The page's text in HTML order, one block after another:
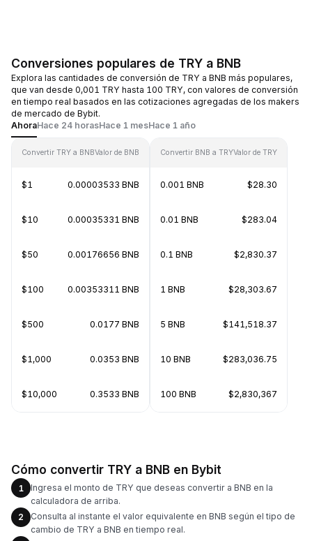
Conversiones populares de TRY a BNB
Explora las cantidades de conversión de TRY a BNB más populares,
que van desde 0,001 TRY hasta 100 TRY, con valores de conversión
en tiempo real basados en las cotizaciones agregadas de los makers
de mercado de Bybit.
AhoraHace 24 horasHace 1 mesHace 1 año
Convertir TRY a BNBValor de BNB
$1 0.00003533 BNB
$10 0.00035331 BNB
$50 0.00176656 BNB
$100 0.00353311 BNB
$500 0.0177 BNB
$1,000 0.0353 BNB
$10,000 0.3533 BNB
Convertir BNB a TRYValor de TRY
0.001 BNB $28.30
0.01 BNB $283.04
0.1 BNB $2,830.37
1 BNB $28,303.67
5 BNB $141,518.37
10 BNB $283,036.75
100 BNB $2,830,367
Cómo convertir TRY a BNB en Bybit
1
Ingresa el monto de TRY que deseas convertir a BNB en la
calculadora de arriba.
2
Consulta al instante el valor equivalente en BNB según el tipo de
cambio de TRY a BNB en tiempo real.